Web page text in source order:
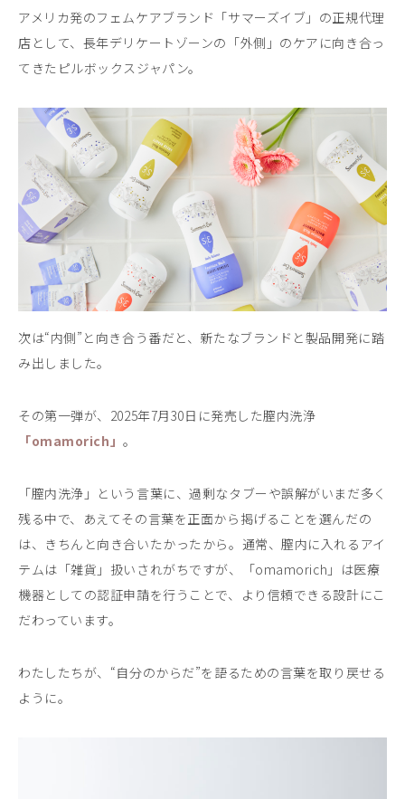
アメリカ発のフェムケアブランド「サマーズイブ」の正規代理
店として、長年デリケートゾーンの「外側」のケアに向き合っ
てきたピルボックスジャパン。
次は“内側”と向き合う番だと、新たなブランドと製品開発に踏
み出しました。
その第一弾が、2025年7月30日に発売した膣内洗浄
「omamorich」。
「膣内洗浄」という言葉に、過剰なタブーや誤解がいまだ多く
残る中で、あえてその言葉を正面から掲げることを選んだの
は、きちんと向き合いたかったから。通常、膣内に入れるアイ
テムは「雑貨」扱いされがちですが、「omamorich」は医療
機器としての認証申請を行うことで、より信頼できる設計にこ
だわっています。
わたしたちが、“自分のからだ”を語るための言葉を取り戻せる
ように。